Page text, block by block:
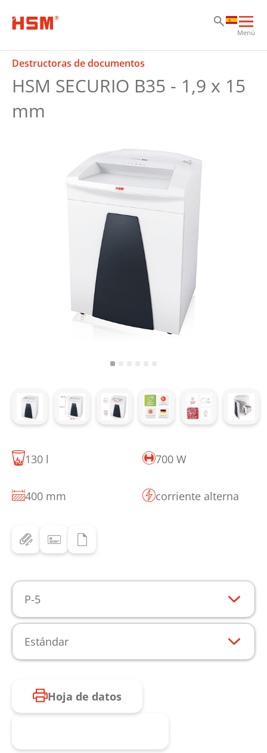
Menú
Destructoras de documentos
HSM SECURIO B35 - 1,9 x 15
mm
130 l 700 W
400 mm corriente alterna
P-5
Estándar
Hoja de datos